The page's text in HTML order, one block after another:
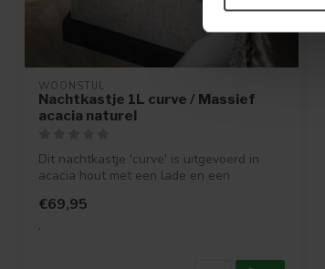
WOONSTIJL
Nachtkastje 1L curve / Massief
acacia naturel
Dit nachtkastje 'curve' is uitgevoerd in
acacia hout met een lade en een
€69,95
.